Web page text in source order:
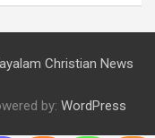
Christian News
by: WordPress